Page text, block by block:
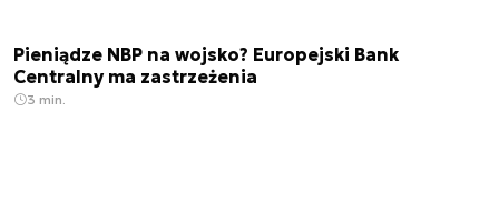
Pieniądze NBP na wojsko? Europejski Bank
Centralny ma zastrzeżenia
3 min.